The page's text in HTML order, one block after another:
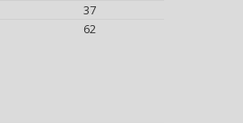
37
62